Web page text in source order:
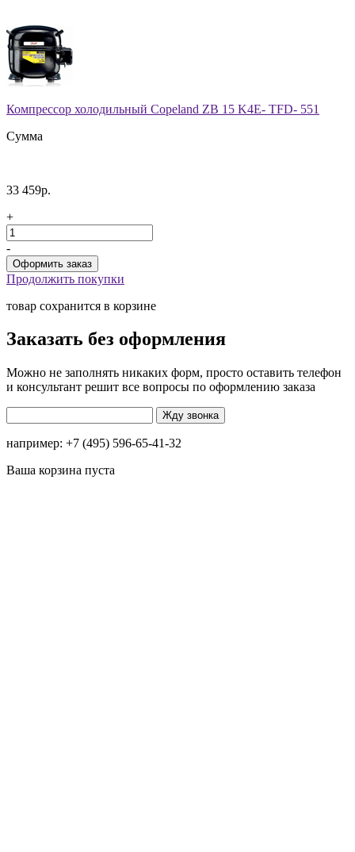
Компрессор холодильный Copeland ZB 15 K4E- TFD- 551
Сумма
33 459р.
+
-
Продолжить покупки
товар сохранится в корзине
Заказать без оформления
Можно не заполнять никаких форм, просто оставить телефон
и консультант решит все вопросы по оформлению заказа
например: +7 (495) 596-65-41-32
Ваша корзина пуста